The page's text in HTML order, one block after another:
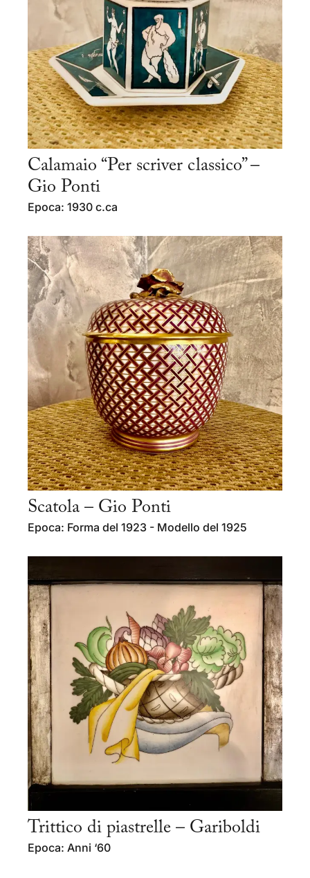
Calamaio “Per scriver classico” –
Gio Ponti
Epoca: 1930 c.ca
Scatola – Gio Ponti
Epoca: Forma del 1923 - Modello del 1925
Trittico di piastrelle – Gariboldi
Epoca: Anni ‘60